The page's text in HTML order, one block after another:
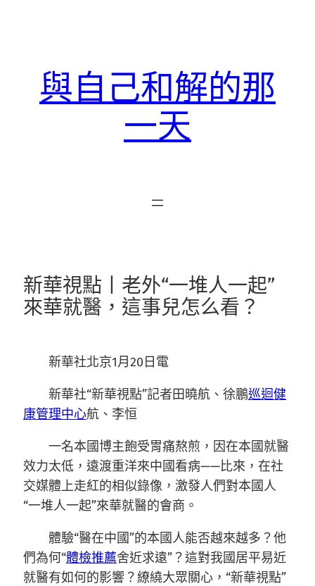
與自己和解的那
一天
新華視點丨老外“一堆人一起”
來華就醫，這事兒怎么看？
新華社北京1月20日電
新華社“新華視點”記者田曉航、徐鵬巡迴健
康管理中心航、李恒
一名本國博主飽受胃痛熬煎，因在本國就醫
效力太低，遠渡重洋來中國看病——比來，在社
交媒體上走紅的相似錄像，激發人們對本國人
“一堆人一起”來華就醫的會商。
體驗“醫在中國”的本國人能否越來越多？他
們為何“體檢推薦舍近求遠”？這對我國居平易近
就醫有如何的影響？繚繞大眾關心，“新華視點”